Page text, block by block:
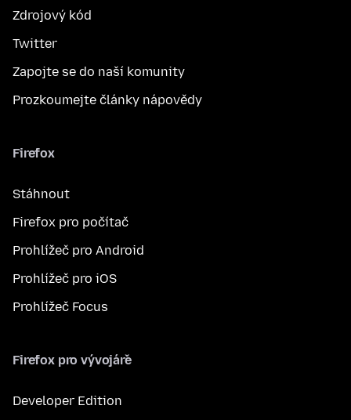
Zdrojový kód
Twitter
Zapojte se do naší komunity
Prozkoumejte články nápovědy
Firefox
Stáhnout
Firefox pro počítač
Prohlížeč pro Android
Prohlížeč pro iOS
Prohlížeč Focus
Firefox pro vývojáře
Developer Edition